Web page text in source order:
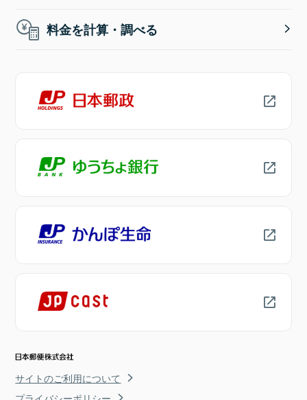
料金を計算・調べる
サイトのご利用について